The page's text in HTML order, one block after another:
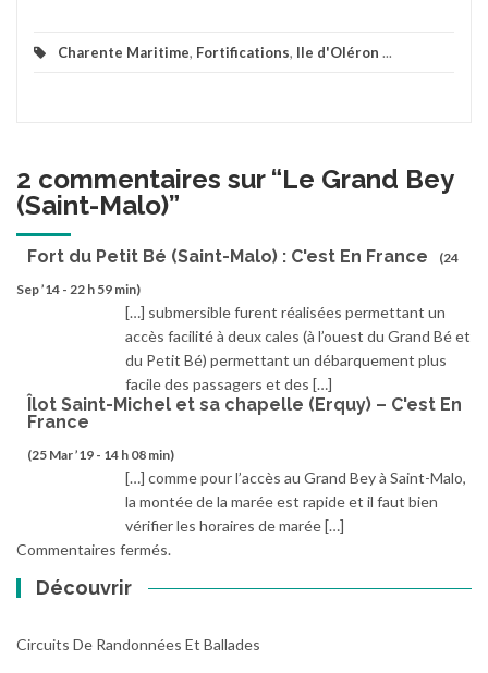
Charente Maritime, Fortifications, Ile d'Oléron ...
2 commentaires sur “Le Grand Bey
(Saint-Malo)”
Fort du Petit Bé (Saint-Malo) : C'est En France
(24
Sep ’14 - 22 h 59 min)
[…] submersible furent réalisées permettant un
accès facilité à deux cales (à l’ouest du Grand Bé et
du Petit Bé) permettant un débarquement plus
facile des passagers et des […]
Îlot Saint-Michel et sa chapelle (Erquy) – C'est En
France
(25 Mar ’19 - 14 h 08 min)
[…] comme pour l’accès au Grand Bey à Saint-Malo,
la montée de la marée est rapide et il faut bien
vérifier les horaires de marée […]
Commentaires fermés.
Découvrir
Circuits De Randonnées Et Ballades